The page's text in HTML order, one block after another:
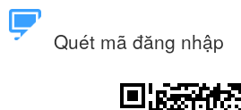
Quét mã đăng nhập